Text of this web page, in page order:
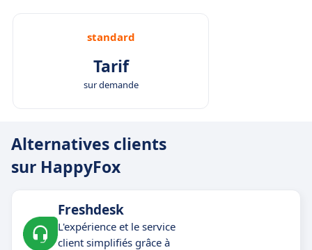
standard
Tarif
sur demande
Alternatives clients
sur HappyFox
Freshdesk
L'expérience et le service
client simplifiés grâce à